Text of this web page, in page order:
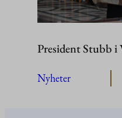
President Stubb i
Nyheter